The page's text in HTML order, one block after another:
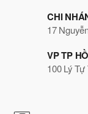
CHI
17
VP TP
100 Lý